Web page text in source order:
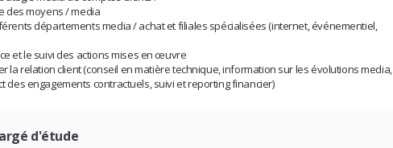
des moyens / media
départements media / achat et filiales spécialisées (internet, événementiel,
et le suivi des actions mises en œuvre
la relation client (conseil en matière technique, information sur les évolutions media,
des engagements contractuels, suivi et reporting financier)
d'étude